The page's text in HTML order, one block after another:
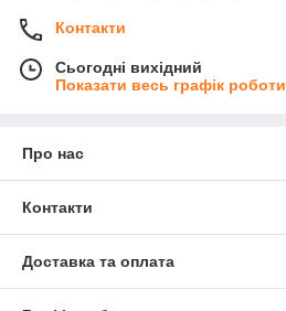
Контакти
Сьогодні вихідний
Показати весь графік роботи
Про нас
Контакти
Доставка та оплата